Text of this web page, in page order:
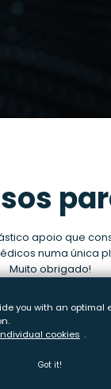
apoio que
numa única
Muito obrigado!
you with an optimal
cookies .
Got it!